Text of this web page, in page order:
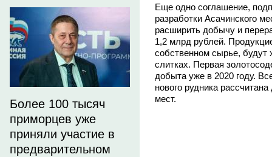
Более 100 тысяч
приморцев уже
приняли участие в
предварительном
Еще одно соглашение,
разработки Асачинского
расширить добычу и
1,2 млрд рублей.
собственном сырье, будут
слитках. Первая
добыта уже в 2020 году.
нового рудника
мест.